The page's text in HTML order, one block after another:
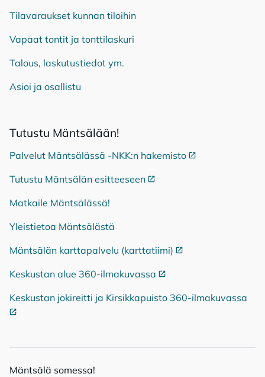
Tilavaraukset kunnan tiloihin
Vapaat tontit ja tonttilaskuri
Talous, laskutustiedot ym.
Asioi ja osallistu
Tu­tus­tu Mänt­sä­lään!
Palvelut Mäntsälässä -NKK:n hakemisto Ulkoinen linkki
Tutustu Mäntsälän esitteeseen Ulkoinen linkki
Matkaile Mäntsälässä!
Yleistietoa Mäntsälästä
Mäntsälän karttapalvelu (karttatiimi) Ulkoinen linkki
Keskustan alue 360-ilmakuvassa Ulkoinen linkki
Keskustan jokireitti ja Kirsikkapuisto 360-ilmakuvassa
Mänt­sä­lä so­mes­sa!